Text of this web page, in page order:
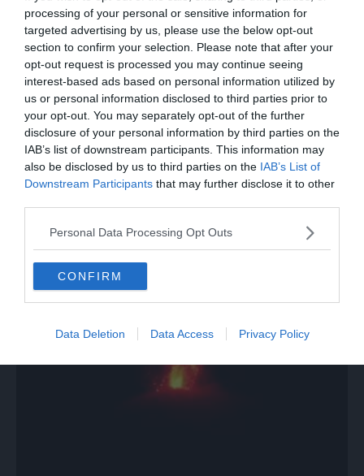
processing of your personal or sensitive information for
targeted advertising by us, please use the below opt-out
section to confirm your selection. Please note that after your
opt-out request is processed you may continue seeing
interest-based ads based on personal information utilized by
us or personal information disclosed to third parties prior to
your opt-out. You may separately opt-out of the further
disclosure of your personal information by third parties on the
IAB’s list of downstream participants. This information may
also be disclosed by us to third parties on the IAB’s List of
Downstream Participants that may further disclose it to other
Personal Data Processing Opt Outs
CONFIRM
Data Deletion Data Access Privacy Policy
zoo di Tama
Ok della Camera alla risoluzione di
maggioranza sulle comunicazioni di
Giorgetti